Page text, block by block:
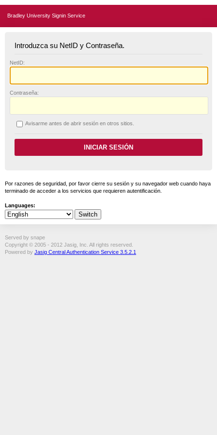
Bradley University Signin Service
Introduzca su NetID y Contraseña.
NetID:
Contraseña:
Avisarme antes de abrir sesión en otros sitios.
Por razones de seguridad, por favor cierre su sesión y su navegador web cuando haya
terminado de acceder a los servicios que requieren autentificación.
Languages:
Served by snape
Copyright © 2005 - 2012 Jasig, Inc. All rights reserved.
Powered by Jasig Central Authentication Service 3.5.2.1